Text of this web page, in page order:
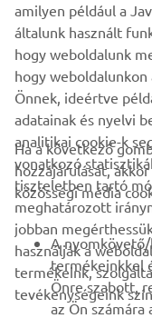
A vállalati
Olvasson többet
VÁLLALATI
B2B
TÖBB YAMAHA
amilyen például a
általunk használt
hogy weboldalunk
hogy
Önnek, ideértve
adatainak és nyelvi
analitikai cookie-k
vonatkozó
tiszteletben tartó
meghatározott
jobban
használják a
termékeink,
tevékenységeink
Ha a következő
hozzájárulását,
közösségi média
A
termékeinkkel
Önre szabott,
az Ön